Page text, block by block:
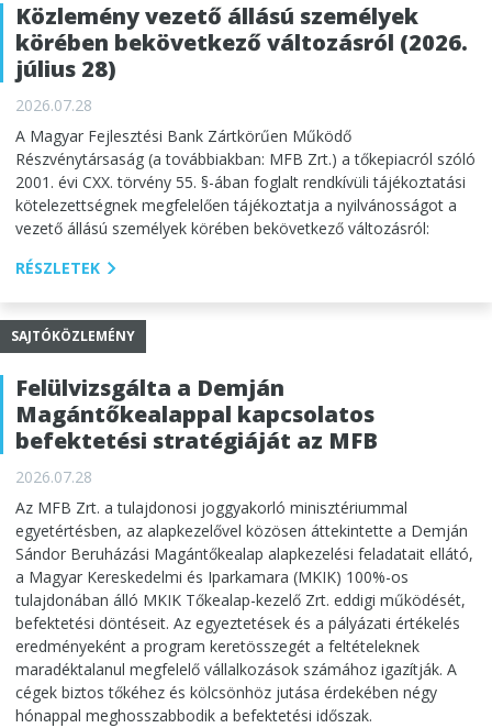
Közlemény vezető állású személyek
körében bekövetkező változásról (2026.
július 28)
2026.07.28
A Magyar Fejlesztési Bank Zártkörűen Működő
Részvénytársaság (a továbbiakban: MFB Zrt.) a tőkepiacról szóló
2001. évi CXX. törvény 55. §-ában foglalt rendkívüli tájékoztatási
kötelezettségnek megfelelően tájékoztatja a nyilvánosságot a
vezető állású személyek körében bekövetkező változásról:
RÉSZLETEK
SAJTÓKÖZLEMÉNY
Felülvizsgálta a Demján
Magántőkealappal kapcsolatos
befektetési stratégiáját az MFB
2026.07.28
Az MFB Zrt. a tulajdonosi joggyakorló minisztériummal
egyetértésben, az alapkezelővel közösen áttekintette a Demján
Sándor Beruházási Magántőkealap alapkezelési feladatait ellátó,
a Magyar Kereskedelmi és Iparkamara (MKIK) 100%-os
tulajdonában álló MKIK Tőkealap-kezelő Zrt. eddigi működését,
befektetési döntéseit. Az egyeztetések és a pályázati értékelés
eredményeként a program keretösszegét a feltételeknek
maradéktalanul megfelelő vállalkozások számához igazítják. A
cégek biztos tőkéhez és kölcsönhöz jutása érdekében négy
hónappal meghosszabbodik a befektetési időszak.